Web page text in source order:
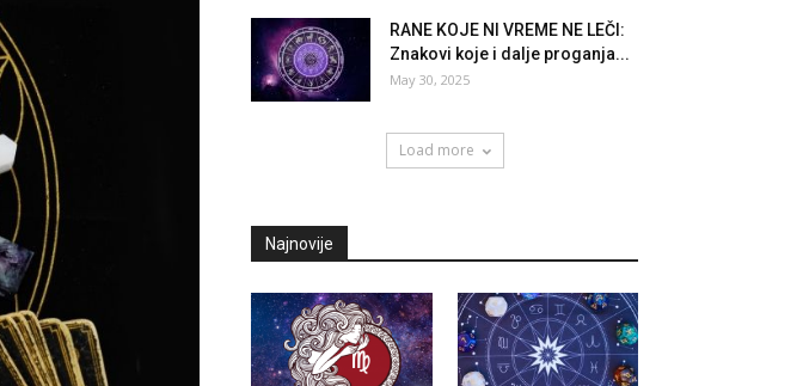
RANE KOJE NI VREME NE LEČI:
Znakovi koje i dalje proganja...
May 30, 2025
Load more
Najnovije